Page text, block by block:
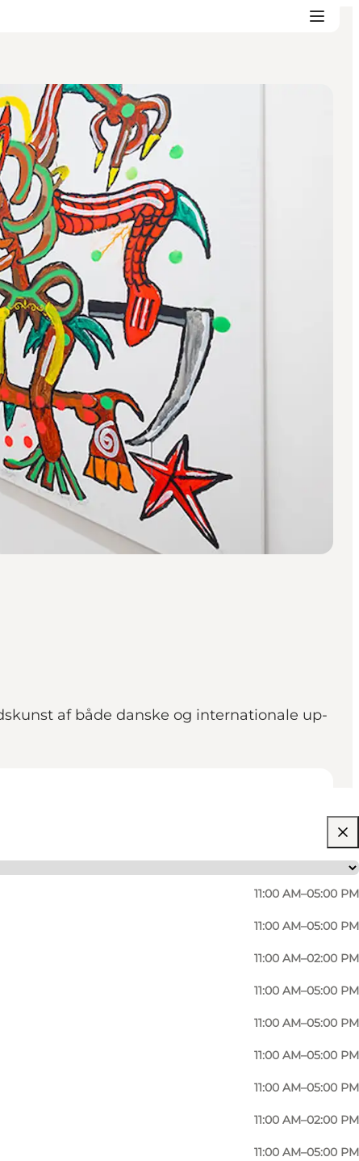
af både danske og internationale up-
11:00 AM–05:00 PM
11:00 AM–05:00 PM
11:00 AM–02:00 PM
11:00 AM–05:00 PM
11:00 AM–05:00 PM
11:00 AM–05:00 PM
11:00 AM–05:00 PM
11:00 AM–02:00 PM
11:00 AM–05:00 PM